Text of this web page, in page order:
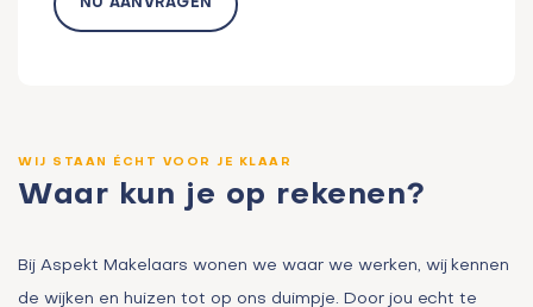
NU AANVRAGEN
WIJ STAAN ÉCHT VOOR JE KLAAR
Waar kun je op rekenen?
Bij Aspekt Makelaars wonen we waar we werken, wij kennen
de wijken en huizen tot op ons duimpje. Door jou echt te